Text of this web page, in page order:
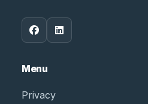
Menu
Privacy